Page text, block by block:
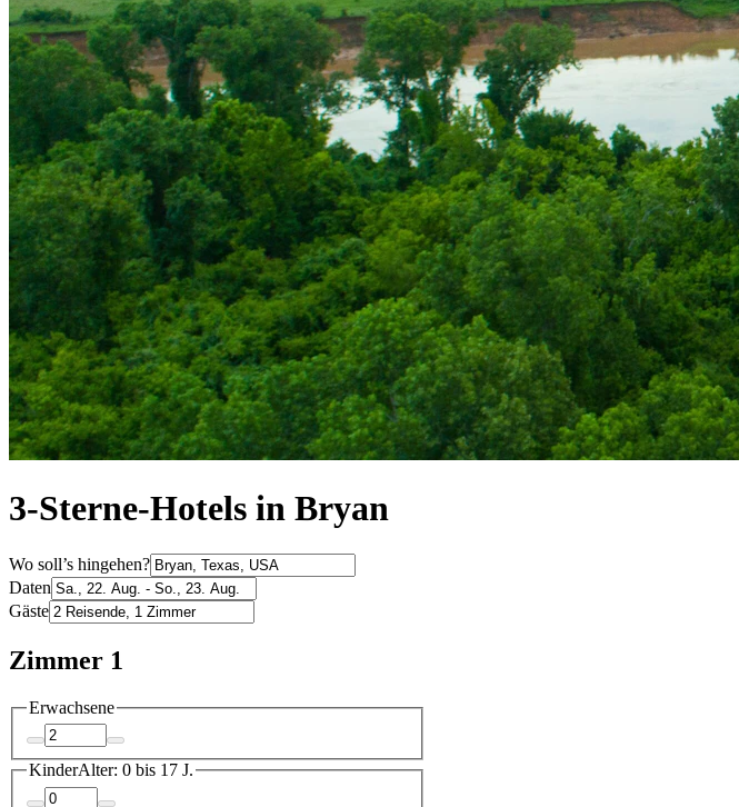
3-Sterne-Hotels in Bryan
Wo soll’s hingehen?
Daten
Gäste
Zimmer 1
Erwachsene
KinderAlter: 0 bis 17 J.